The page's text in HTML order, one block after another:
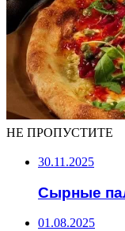
НЕ ПРОПУСТИТЕ
30.11.2025
Сырные
01.08.2025